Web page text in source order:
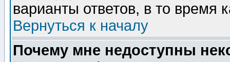
варианты ответов, в то время
Вернуться к началу
Почему мне недоступны